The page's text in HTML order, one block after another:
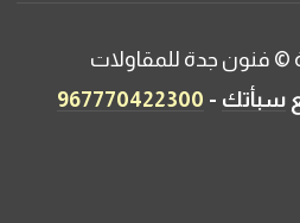
فنون جدة للمقاولات
سبأتك -
967770422300